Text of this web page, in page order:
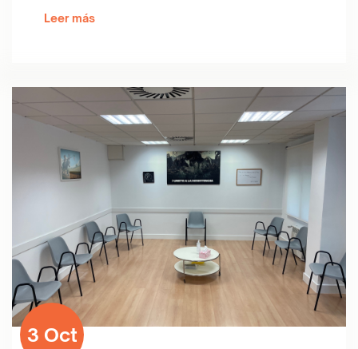
Leer más
3 Oct